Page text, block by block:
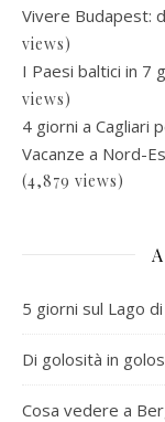
Vivere Budapest:
views)
I Paesi baltici in 7
views)
4 giorni a Cagliari
Vacanze a Nord-
(4,879 views)
5 giorni sul Lago
Di golosità in
Cosa vedere a